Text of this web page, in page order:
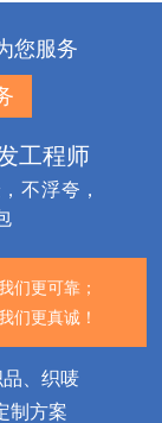
您服务
工程师
不浮夸，
们更可靠；
们更真诚！
、织唛
制方案